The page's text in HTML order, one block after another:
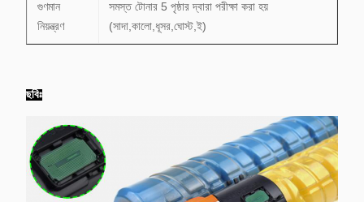
গুণমান
নিয়ন্ত্রণ
সমস্ত টোনার 5 পৃষ্ঠার দ্বারা পরীক্ষা করা হয়
(সাদা,কালো,ধূসর,ঘোস্ট,ই)
ছবিঃ